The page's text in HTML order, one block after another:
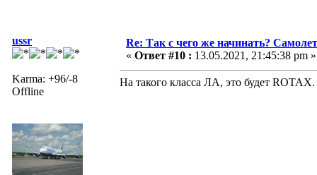
ussr
Karma: +96/-8
Offline
Re: Так с чего же начинать?
« Ответ #10 : 13.05.2021, 21:45:38 pm »
На такого класса ЛА, это будет